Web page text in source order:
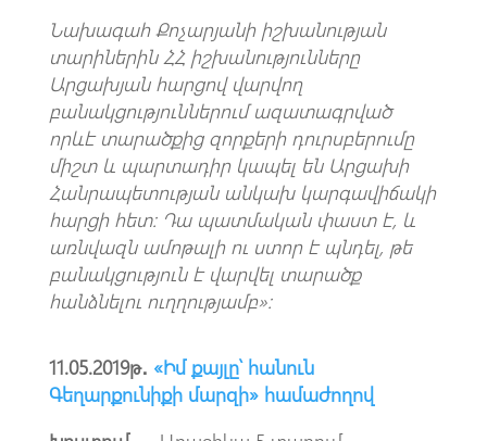
Նախագահ Քոչարյանի իշխանության
տարիներին ՀՀ իշխանությունները
Արցախյան հարցով վարվող
բանակցություններում ազատագրված
որևէ տարածքից զորքերի դուրսբերումը
միշտ և պարտադիր կապել են Արցախի
Հանրապետության անկախ կարգավիճակի
հարցի հետ: Դա պատմական փաստ է, և
առնվազն ամոթալի ու ստոր է պնդել, թե
բանակցություն է վարվել տարածք
հանձնելու ուղղությամբ»:
11.05.2019թ․ «Իմ քայլը՝ հանուն
Գեղարքունիքի մարզի» համաժողով